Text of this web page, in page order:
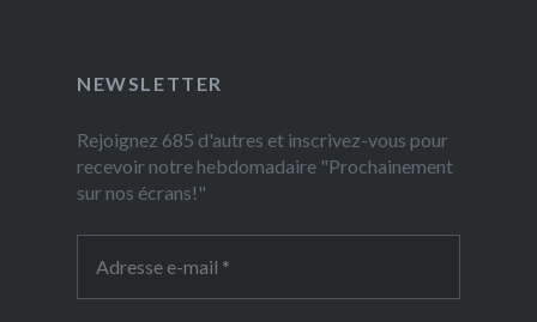
NEWSLETTER
Rejoignez 685 d'autres et inscrivez-vous pour
recevoir notre hebdomadaire "Prochainement
sur nos écrans!"